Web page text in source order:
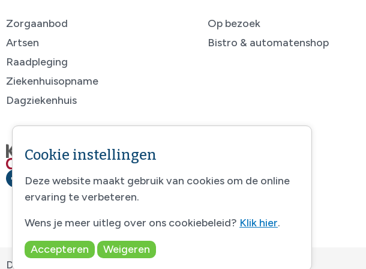
Zorgaanbod
Artsen
Raadpleging
Ziekenhuisopname
Dagziekenhuis
Op bezoek
Bistro & automatenshop
Disclaimer
Cookie instellingen
Deze website maakt gebruik van cookies om de online
ervaring te verbeteren.
Wens je meer uitleg over ons cookiebeleid? Klik hier.
Accepteren
Weigeren